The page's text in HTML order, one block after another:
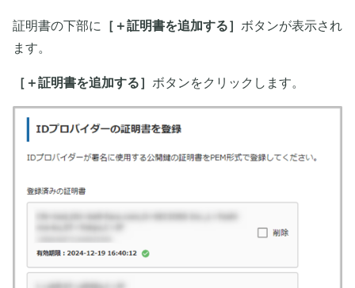
証明書の下部に ［＋証明書を追加する］ ボタンが表示され
ます。
［＋証明書を追加する］ ボタンをクリックします。